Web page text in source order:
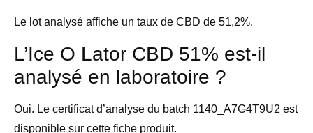
Le lot analysé affiche un taux de CBD de 51,2%.
L’Ice O Lator CBD 51% est-il
analysé en laboratoire ?
Oui. Le certificat d’analyse du batch 1140_A7G4T9U2 est
disponible sur cette fiche produit.